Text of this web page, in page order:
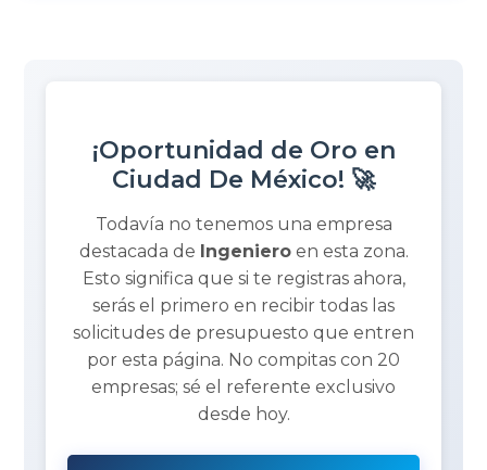
¡Oportunidad de Oro en
Ciudad De México! 🚀
Todavía no tenemos una empresa
destacada de Ingenieroen esta zona.
Esto significa que si te registras ahora,
serás el primero en recibir todas las
solicitudes de presupuesto que entren
por esta página. No compitas con 20
empresas; sé el referente exclusivo
desde hoy.